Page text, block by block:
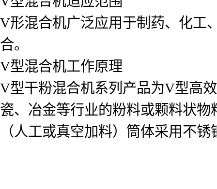
V形混合机广泛应用于制药、化工
合。
V型混合机工作原理
V型干粉混合机系列产品为V型高
瓷、冶金等行业的粉料或颗料状
（人工或真空加料）筒体采用不